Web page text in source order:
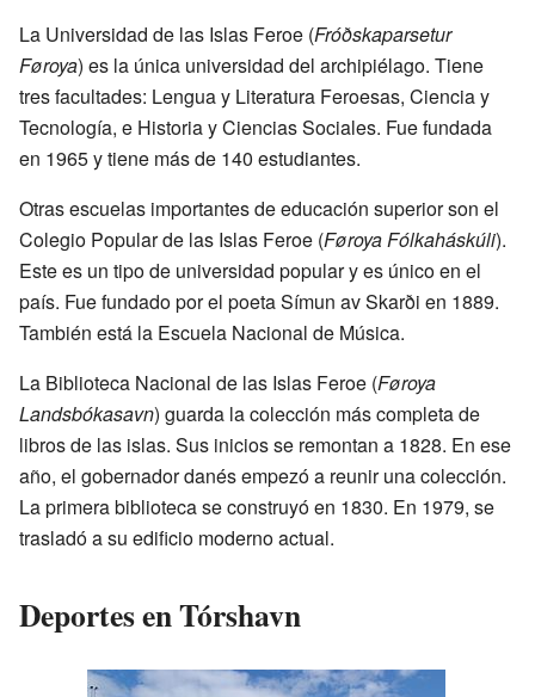
La Universidad de las Islas Feroe (Fróðskaparsetur
Føroya) es la única universidad del archipiélago. Tiene
tres facultades: Lengua y Literatura Feroesas, Ciencia y
Tecnología, e Historia y Ciencias Sociales. Fue fundada
en 1965 y tiene más de 140 estudiantes.
Otras escuelas importantes de educación superior son el
Colegio Popular de las Islas Feroe (Føroya Fólkaháskúli).
Este es un tipo de universidad popular y es único en el
país. Fue fundado por el poeta Símun av Skarði en 1889.
También está la Escuela Nacional de Música.
La Biblioteca Nacional de las Islas Feroe (Føroya
Landsbókasavn) guarda la colección más completa de
libros de las islas. Sus inicios se remontan a 1828. En ese
año, el gobernador danés empezó a reunir una colección.
La primera biblioteca se construyó en 1830. En 1979, se
trasladó a su edificio moderno actual.
Deportes en Tórshavn